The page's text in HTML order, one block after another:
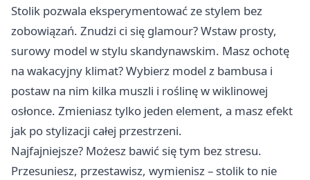
Stolik pozwala eksperymentować ze stylem bez
zobowiązań. Znudzi ci się glamour? Wstaw prosty,
surowy model w stylu skandynawskim. Masz ochotę
na wakacyjny klimat? Wybierz model z bambusa i
postaw na nim kilka muszli i roślinę w wiklinowej
osłonce. Zmieniasz tylko jeden element, a masz efekt
jak po stylizacji całej przestrzeni.
Najfajniejsze? Możesz bawić się tym bez stresu.
Przesuniesz, przestawisz, wymienisz – stolik to nie